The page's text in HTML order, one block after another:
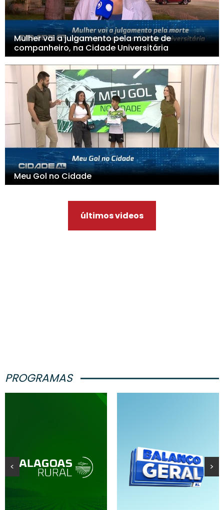
Mulher vai a julgamento pela morte de
companheiro, na Cidade Universitária
Meu Gol no Cidade
últimos videos
PROGRAMAS
< >